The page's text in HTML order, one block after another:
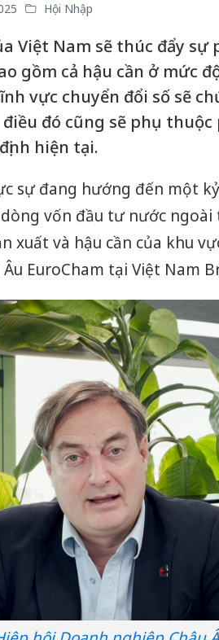
Hội Nhập
Việt Nam sẽ thúc đẩy
gồm cả hậu cần ở mức
vực chuyển đổi số sẽ
đó cũng sẽ phụ
hiện tại.
sự đang hướng đến một
vốn đầu tư nước
xuất và hậu cần của khu
EuroCham tại Việt Nam